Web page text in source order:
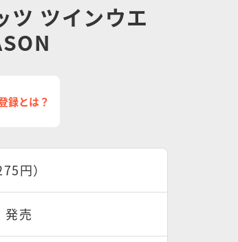
ツ ツインウエ
録とは？
円）
発売